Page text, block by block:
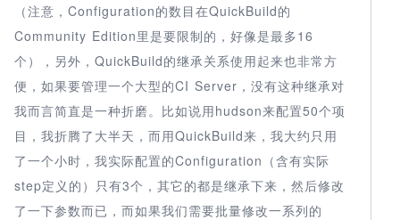
（注意，Configuration的数目在QuickBuild的
Community Edition里是要限制的，好像是最多16
个），另外，QuickBuild的继承关系使用起来也非常方
便，如果要管理一个大型的CI Server，没有这种继承对
我而言简直是一种折磨。比如说用hudson来配置50个项
目，我折腾了大半天，而用QuickBuild来，我大约只用
了一个小时，我实际配置的Configuration（含有实际
step定义的）只有3个，其它的都是继承下来，然后修改
了一下参数而已，而如果我们需要批量修改一系列的